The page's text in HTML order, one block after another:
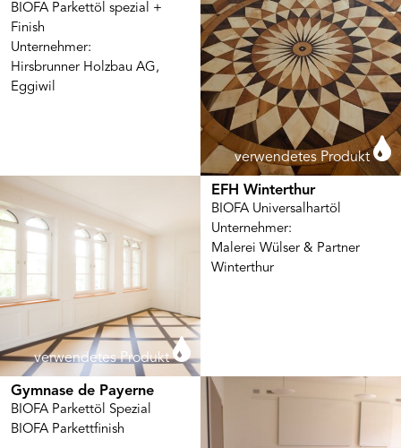
verwendetes Produkt
BIOFA Parkettöl spezial +
Finish
Unternehmer:
Hirsbrunner Holzbau AG,
Eggiwil
verwendetes Produkt
EFH Winterthur
BIOFA Universalhartöl
Unternehmer:
Malerei Wülser & Partner
Winterthur
Gymnase de Payerne
BIOFA Parkettöl Spezial
BIOFA Parkettfinish